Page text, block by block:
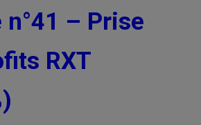
– Prise
RXT